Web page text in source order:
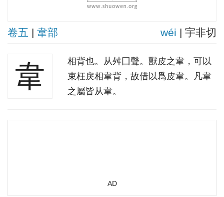
卷五 | 韋部 wéi | 宇非切
韋
相背也。从舛囗聲。獸皮之韋，可以
束枉戾相韋背，故借以爲皮韋。凡韋
之屬皆从韋。
AD